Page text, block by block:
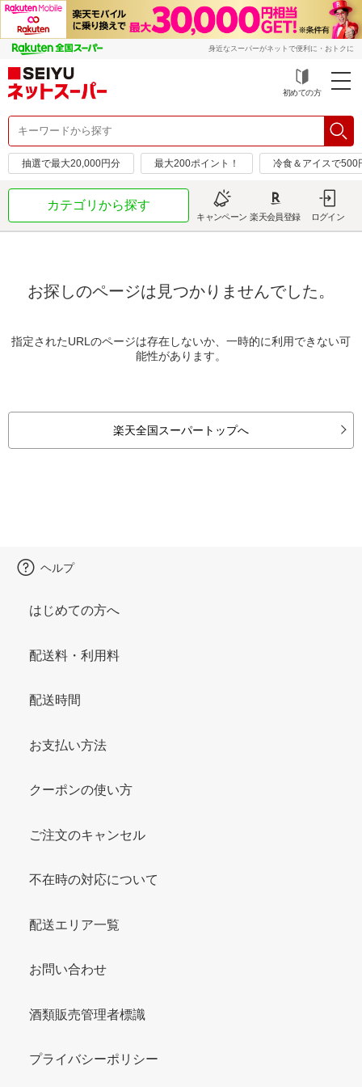
身近なスーパーがネットで便利に・おトクに
初めての方
抽選で最大20,000円分 最大200ポイント！ 冷食＆アイスで500
カテゴリから探す
キャンペーン 楽天会員登録 ログイン
お探しのページは見つかりませんでした。
指定されたURLのページは存在しないか、一時的に利用できない可
能性があります。
楽天全国スーパートップへ
ヘルプ
はじめての方へ
配送料・利用料
配送時間
お支払い方法
クーポンの使い方
ご注文のキャンセル
不在時の対応について
配送エリア一覧
お問い合わせ
酒類販売管理者標識
プライバシーポリシー